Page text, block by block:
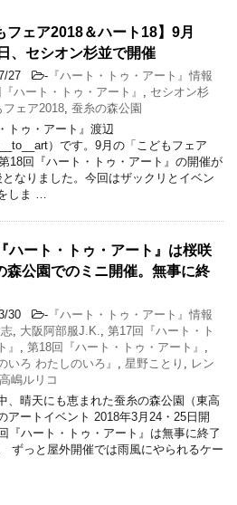
フェア2018＆ハート18】9月
、セシオン杉並で開催
27 - 『ハート・トゥ・アート』情報
ハート・トゥ・アート』
セシオン杉
フェア2018 蚕糸の森公園
トゥ・アート』渡辺
）です。9月の「こどもフェア
18回『ハート・トゥ・アート』の開催が
となりました。今回はザックリとイベン
しま …
ハート・トゥ・アート』は桜咲
森公園でのミニ開催。無事に終
30 - 『ハート・トゥ・アート』情報
大阪阿部服J.K.
第17回『ハート・ト
』
第18回『ハート・トゥ・アート』
いろ わたしのいろ』
星野ことり
レン
高嶋ルリコ
、晴天にも恵まれた蚕糸の森公園（東高
アートイベント 2018年3月24・25日開
『ハート・トゥ・アート』は無事に終了
ずっと屋外開催では雨風にやられるケー